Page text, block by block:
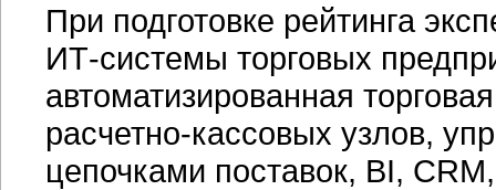
При подготовке рейтинга
ИТ-системы торговых
автоматизированная
расчетно-кассовых узлов,
цепочками поставок, BI,